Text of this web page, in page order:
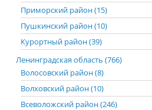
Приморский район (15)
Пушкинский район (10)
Курортный район (39)
Ленинградская область (766)
Волосовский район (8)
Волховский район (10)
Всеволожский район (246)